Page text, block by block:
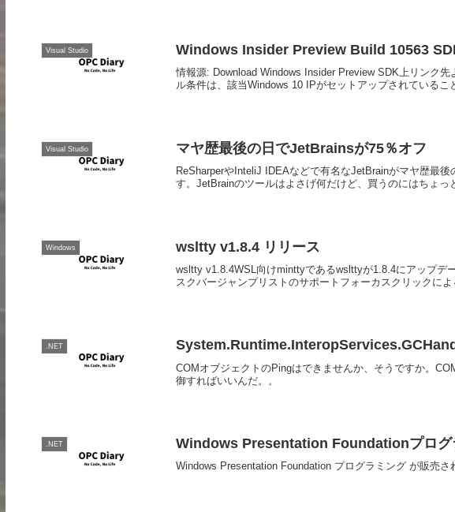
Visual Studio Windows Insider Preview Build 10563
情報源: Download Windows Insider Preview SDK上リンク
ル条件は、該当Windows 10 IPがセットアップされているこ
Visual Studio マヤ歴最後の日でJetBrainsが75％オフ
ReSharperやInteliJ IDEAなどで有名なJetBrainがマヤ歴最
す。JetBrainのツールはよさげ何だけど、買うのにはちょっ
Windows wsltty v1.8.4 リリース
wsltty v1.8.4WSL向けminttyであるwslttyが1.8.4にアップデ
スクバージャンプリストのサポートフォーカスクリックに
.NET
COMオブジェクトのPingはできませんか、そうですか。
御すればいいんだ。。
.NET Windows Presentation Foundationプログ
Windows Presentation Foundation プログラミング が販売さ